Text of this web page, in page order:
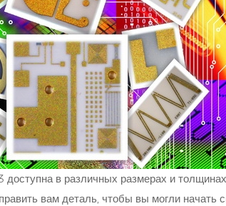
в различных размерах и
вам деталь, чтобы вы могли начать